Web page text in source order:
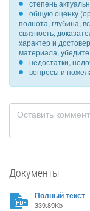
степень
общую оценку
полнота, глубина,
связность,
характер и
материала,
недостатки,
вопросы и
Документы
Полный текст
339.89Kb